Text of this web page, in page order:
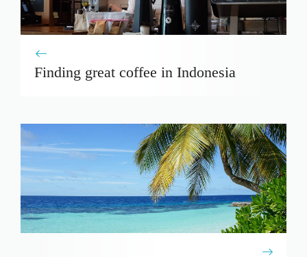
Finding great coffee in Indonesia